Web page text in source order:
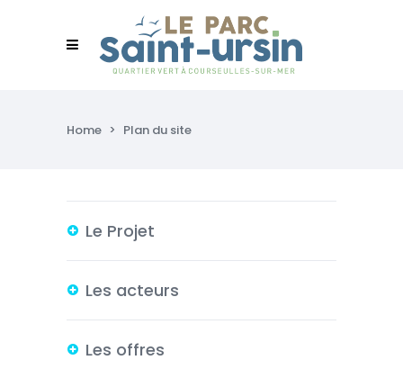
Home > Plan du site
Le Projet
Les acteurs
Les offres